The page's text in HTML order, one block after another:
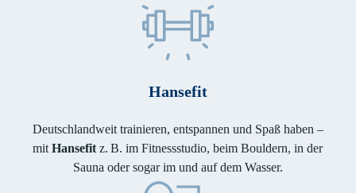
Hansefit
Deutschlandweit trainieren, entspannen und Spaß haben –
mitHansefitz. B. im Fitnessstudio, beim Bouldern, in der
Sauna oder sogar im und auf dem Wasser.